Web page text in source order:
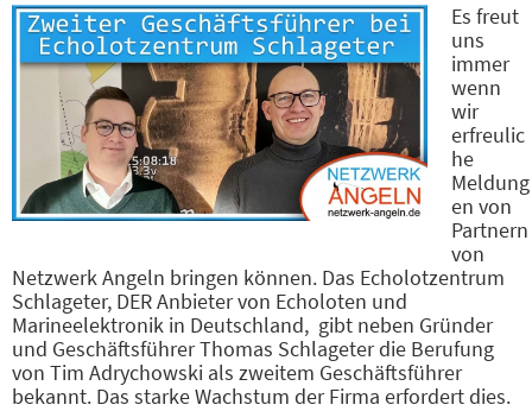
Es freut
uns
immer
wenn
wir
erfreulic
he
Meldung
en von
Partnern
von
Netzwerk Angeln bringen können. Das Echolotzentrum
Schlageter, DER Anbieter von Echoloten und
Marineelektronik in Deutschland, gibt neben Gründer
und Geschäftsführer Thomas Schlageter die Berufung
von Tim Adrychowski als zweitem Geschäftsführer
bekannt. Das starke Wachstum der Firma erfordert dies.